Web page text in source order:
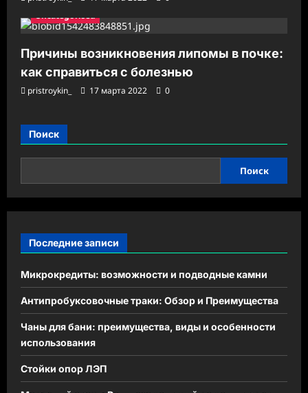
Uncategorised
Причины возникновения липомы в почке:
как справиться с болезнью
pristroykin_ 17 марта 2022 0
Поиск
Поиск
Последние записи
Микрокредиты: возможности и подводные камни
Антипробуксовочные траки: Обзор и Преимущества
Чаны для бани: преимущества, виды и особенности
использования
Стойки опор ЛЭП